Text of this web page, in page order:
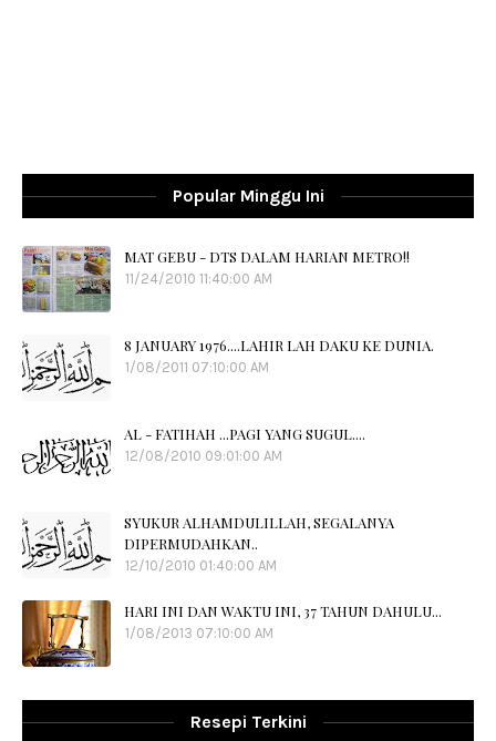
Popular Minggu Ini
MAT GEBU - DTS DALAM HARIAN METRO!!
11/24/2010 11:40:00 AM
8 JANUARY 1976....LAHIR LAH DAKU KE DUNIA.
1/08/2011 07:10:00 AM
AL - FATIHAH ...PAGI YANG SUGUL....
12/08/2010 09:01:00 AM
SYUKUR ALHAMDULILLAH, SEGALANYA
DIPERMUDAHKAN..
12/10/2010 01:40:00 AM
HARI INI DAN WAKTU INI, 37 TAHUN DAHULU...
1/08/2013 07:10:00 AM
Resepi Terkini